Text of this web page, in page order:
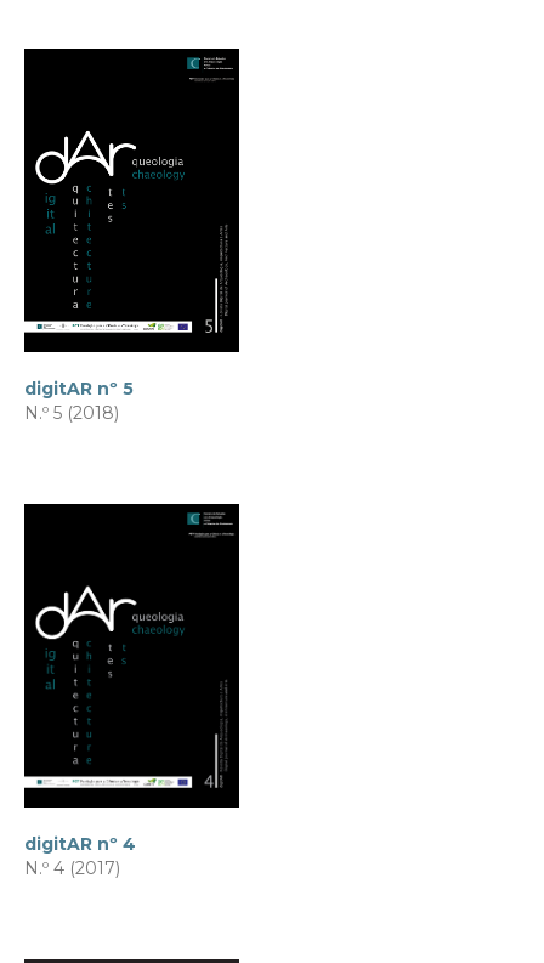
digitAR nº 5
N.º 5 (2018)
digitAR nº 4
N.º 4 (2017)